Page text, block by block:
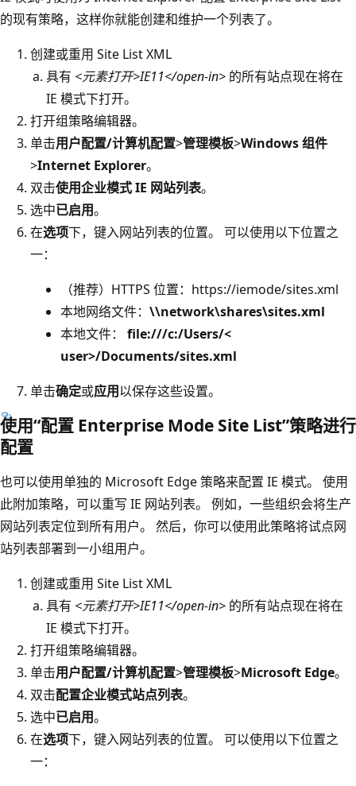
的现有策略，这样你就能创建和维护一个列表了。
创建或重用 Site List XML
具有 <元素打开>IE11</open-in> 的所有站点现在将在
IE 模式下打开。
打开组策略编辑器。
单击用户配置/计算机配置>管理模板>Windows 组件
>Internet Explorer。
双击使用企业模式 IE 网站列表。
选中已启用。
在选项下，键入网站列表的位置。 可以使用以下位置之
一：
（推荐）HTTPS 位置：https://iemode/sites.xml
本地网络文件： \\network\shares\sites.xml
本地文件： file:///c:/Users/<
user>/Documents/sites.xml
单击确定或应用以保存这些设置。
使用“配置 Enterprise Mode Site List”策略进行
配置
也可以使用单独的 Microsoft Edge 策略来配置 IE 模式。 使用
此附加策略，可以重写 IE 网站列表。 例如，一些组织会将生产
网站列表定位到所有用户。 然后，你可以使用此策略将试点网
站列表部署到一小组用户。
创建或重用 Site List XML
具有 <元素打开>IE11</open-in> 的所有站点现在将在
IE 模式下打开。
打开组策略编辑器。
单击用户配置/计算机配置>管理模板>Microsoft Edge。
双击配置企业模式站点列表。
选中已启用。
在选项下，键入网站列表的位置。 可以使用以下位置之
一：